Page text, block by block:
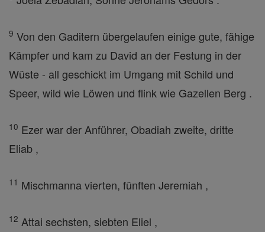
9 Von den Gaditern übergelaufen einige gute, fähige
Kämpfer und kam zu David an der Festung in der
Wüste - all geschickt im Umgang mit Schild und
Speer, wild wie Löwen und flink wie Gazellen Berg .
10 Ezer war der Anführer, Obadiah zweite, dritte
Eliab ,
11 Mischmanna vierten, fünften Jeremiah ,
12 Attai sechsten, siebten Eliel ,